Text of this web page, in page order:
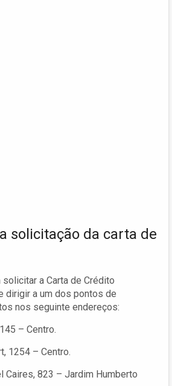
solicitação da carta de
a Carta de Crédito
dirigir a um dos pontos de
nos seguinte endereços:
– Centro.
1254 – Centro.
Caires, 823 – Jardim Humberto